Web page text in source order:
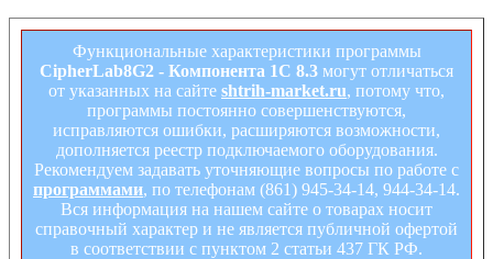
Функциональные характеристики программы
CipherLab8G2 - Компонента 1С 8.3 могут отличаться
от указанных на сайте shtrih-market.ru, потому что,
программы постоянно совершенствуются,
исправляются ошибки, расширяются возможности,
дополняется реестр подключаемого оборудования.
Рекомендуем задавать уточняющие вопросы по работе с
программами, по телефонам (861) 945-34-14, 944-34-14.
Вся информация на нашем сайте о товарах носит
справочный характер и не является публичной офертой
в соответствии с пунктом 2 статьи 437 ГК РФ.